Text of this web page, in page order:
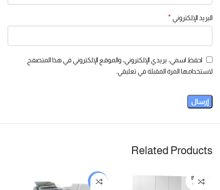
البريد الإلكتروني *
احفظ اسمي، بريدي الإلكتروني، والموقع الإلكتروني في هذا المتصفح
لاستخدامها المرة المقبلة في تعليقي.
Related Products
SOLD
OUT
-5%